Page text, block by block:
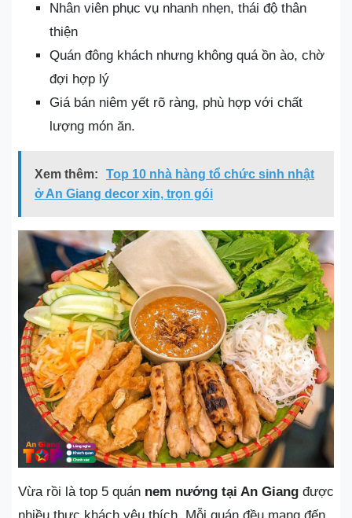
Nhân viên phục vụ nhanh nhẹn, thái độ thân
thiện
Quán đông khách nhưng không quá ồn ào, chờ
đợi hợp lý
Giá bán niêm yết rõ ràng, phù hợp với chất
lượng món ăn.
Xem thêm:
Top 10 nhà hàng tổ chức sinh nhật
ở An Giang decor xịn, trọn gói
Vừa rồi là top 5 quán nem nướng tại An Giang được
nhiều thực khách yêu thích. Mỗi quán đều mang đến